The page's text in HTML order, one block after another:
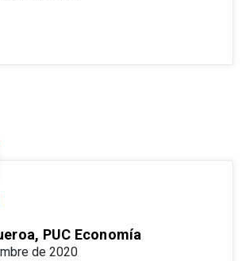
PUC Economía
de 2020